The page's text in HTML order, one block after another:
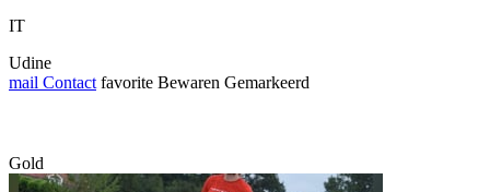
IT
Udine
mail Contact favorite Bewaren Gemarkeerd
Gold